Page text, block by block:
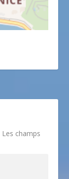
Les champs